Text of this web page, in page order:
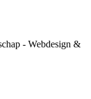
- Webdesign &